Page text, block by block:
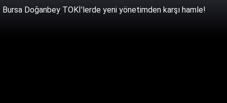
Bursa Doğanbey TOKİ'lerde yeni yönetimden karşı hamle!